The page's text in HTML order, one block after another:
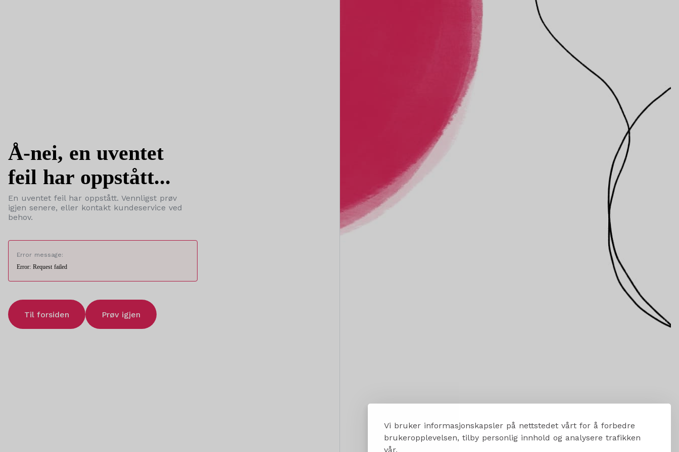
Vi bruker informasjonskapsler på nettstedet vårt for å forbedre
brukeropplevelsen, tilby personlig innhold og analysere trafikken
vår.
Å-nei, en uventet
feil har oppstått...
En uventet feil har oppstått. Vennligst prøv
igjen senere, eller kontakt kundeservice ved
behov.
Error message:
Error: Request failed
Til forsiden Prøv igjen